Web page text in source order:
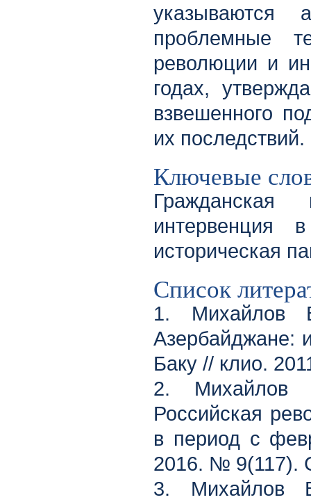
указываются
проблемные
революции и
годах,
взвешенного
их последствий.
Ключевые
интервенция
историческая
Список
1. Михайлов
Азербайджане:
Баку // клио.
2. Михайлов
Российская
в период с
2016. № 9(117).
3. Михайлов